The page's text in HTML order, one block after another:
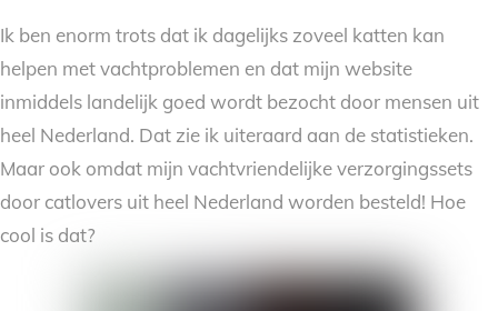
Ik ben enorm trots dat ik dagelijks zoveel katten kan
helpen met vachtproblemen en dat mijn website
inmiddels landelijk goed wordt bezocht door mensen uit
heel Nederland. Dat zie ik uiteraard aan de statistieken.
Maar ook omdat mijn vachtvriendelijke verzorgingssets
door catlovers uit heel Nederland worden besteld! Hoe
cool is dat?